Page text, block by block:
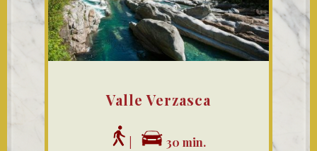
Valle Verzasca
30 min.